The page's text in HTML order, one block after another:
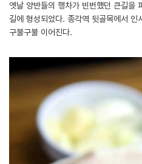
옛날 양반들의 행차가 빈번했던 큰길을
길에 형성되었다. 종각역 뒷골목에서 인
구불구불 이어진다.